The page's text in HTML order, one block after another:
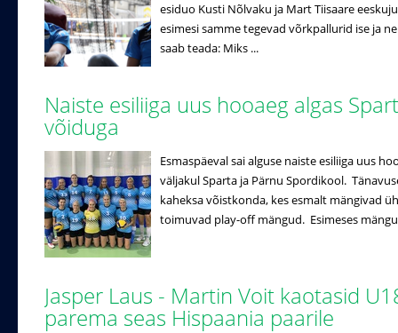
esiduo Kusti Nõlvaku ja Mart Tiisaare
esimesi samme tegevad võrkpallurid ise ja
saab teada: Miks ...
Naiste esiliiga uus hooaeg algas
võiduga
Esmaspäeval sai alguse naiste esiliiga uus
väljakul Sparta ja Pärnu Spordikool.
kaheksa võistkonda, kes esmalt mängivad
toimuvad play-off mängud. Esimeses
Jasper Laus - Martin Voit kaotasid
parema seas Hispaania paarile